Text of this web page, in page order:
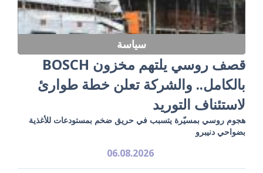
سياسة
قصف روسي يلتهم مخزون BOSCH
بالكامل.. والشركة تعلن خطة طوارئ
لاستئناف التوريد
هجوم روسي بمسيّرة يتسبب في حريق ضخم بمستودعات للأغذية
بضواحي دنيبرو
06.08.2026